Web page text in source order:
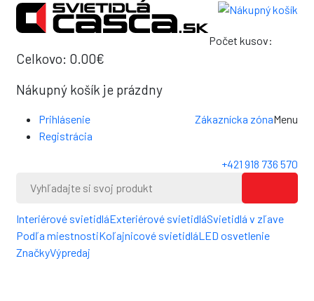
Počet kusov:
Celkovo: 0.00€
Nákupný košík je prázdny
Menu
Zákaznícka zóna
Prihlásenie
Registrácia
+421 918 736 570
Interiérové svietidláExteriérové svietidláSvietidlá v zľave
Podľa miestnostiKoľajnicové svietidláLED osvetlenie
ZnačkyVýpredaj